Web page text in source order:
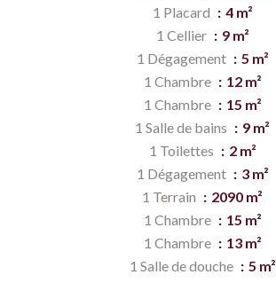
1 Placard
4 m²
1 Cellier
9 m²
1 Dégagement
5 m²
1 Chambre
12 m²
1 Chambre
15 m²
1 Salle de bains
9 m²
1 Toilettes
2 m²
1 Dégagement
3 m²
1 Terrain
2090 m²
1 Chambre
15 m²
1 Chambre
13 m²
1 Salle de douche
5 m²